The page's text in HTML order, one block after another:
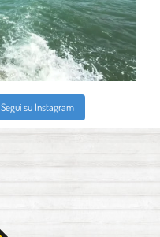
Segui su Instagram